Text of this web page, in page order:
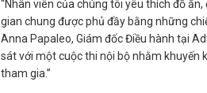
“Nhân viên của chúng tôi yêu thích đồ
gian chung được phủ đầy bằng những
Anna Papaleo, Giám đốc Điều hành tại
sát với một cuộc thi nội bộ nhằm khuyến
tham gia.”